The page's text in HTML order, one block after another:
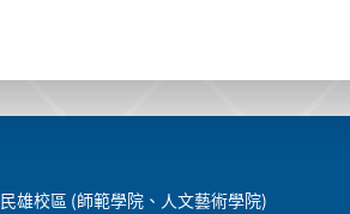
民雄校區 (師範學院、人文藝術學院)